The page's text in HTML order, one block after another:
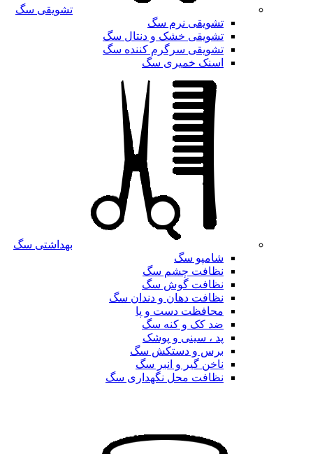
تشویقی سگ
تشویقی نرم سگ
تشویقی خشک و دنتال سگ
تشویقی سرگرم کننده سگ
اسنک خمیری سگ
بهداشتی سگ
شامپو سگ
نظافت چشم سگ
نظافت گوش سگ
نظافت دهان و دندان سگ
محافظت دست و پا
ضد کک و کنه سگ
پد ، سینی و پوشک
برس و دستکش سگ
ناخن گیر و انبر سگ
نظافت محل نگهداری سگ